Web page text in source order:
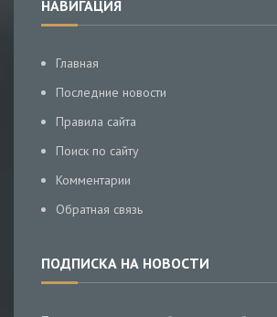
НАВИГАЦИЯ
Главная
Последние новости
Правила сайта
Поиск по сайту
Комментарии
Обратная связь
ПОДПИСКА НА НОВОСТИ